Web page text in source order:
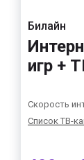
Билайн
игр +
Скорость
Список ТВ-